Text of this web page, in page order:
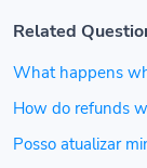
Related
What happens
How do refunds
Posso atualizar